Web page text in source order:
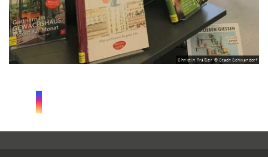
Christin Präßler © Stadt Schwandorf